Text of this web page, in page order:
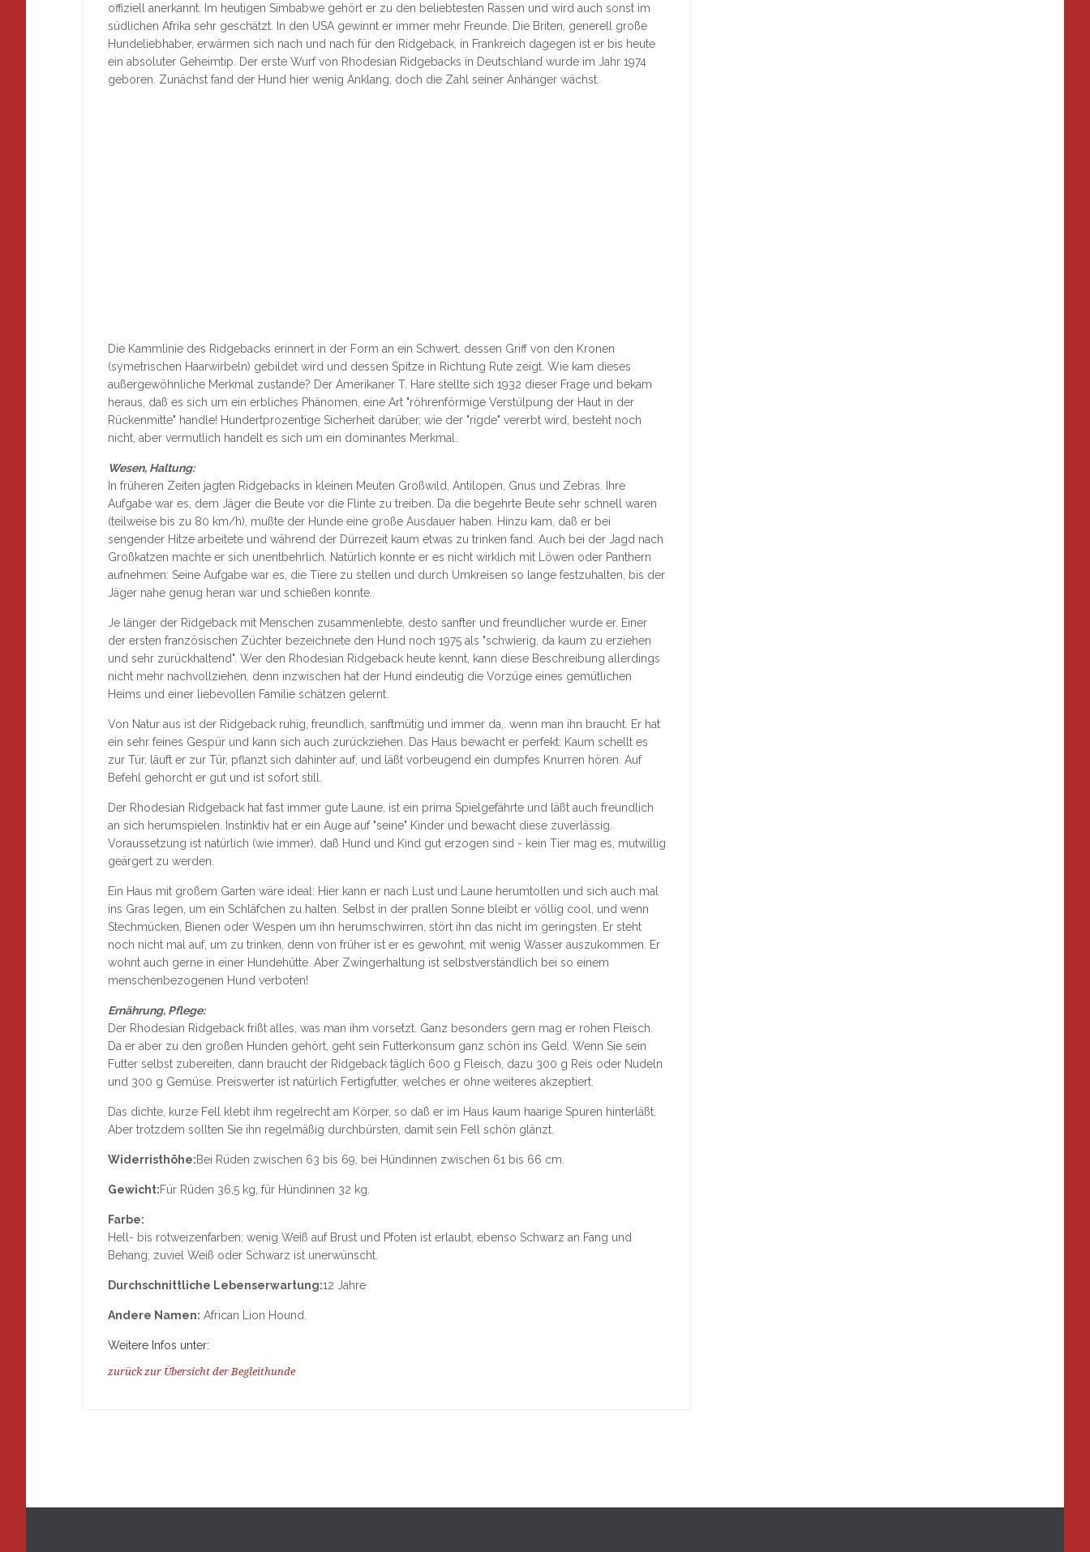
offiziell anerkannt. Im heutigen Simbabwe gehört er zu den beliebtesten Rassen und wird auch sonst im
südlichen Afrika sehr geschätzt. In den USA gewinnt er immer mehr Freunde. Die Briten, generell große
Hundeliebhaber, erwärmen sich nach und nach für den Ridgeback, in Frankreich dagegen ist er bis heute
ein absoluter Geheimtip. Der erste Wurf von Rhodesian Ridgebacks in Deutschland wurde im Jahr 1974
geboren. Zunächst fand der Hund hier wenig Anklang, doch die Zahl seiner Anhänger wächst.
Die Kammlinie des Ridgebacks erinnert in der Form an ein Schwert, dessen Griff von den Kronen
(symetrischen Haarwirbeln) gebildet wird und dessen Spitze in Richtung Rute zeigt. Wie kam dieses
außergewöhnliche Merkmal zustande? Der Amerikaner T. Hare stellte sich 1932 dieser Frage und bekam
heraus, daß es sich um ein erbliches Phänomen, eine Art "röhrenförmige Verstülpung der Haut in der
Rückenmitte" handle! Hundertprozentige Sicherheit darüber, wie der "rigde" vererbt wird, besteht noch
nicht, aber vermutlich handelt es sich um ein dominantes Merkmal.
Wesen, Haltung:
In früheren Zeiten jagten Ridgebacks in kleinen Meuten Großwild, Antilopen, Gnus und Zebras. Ihre
Aufgabe war es, dem Jäger die Beute vor die Flinte zu treiben. Da die begehrte Beute sehr schnell waren
(teilweise bis zu 80 km/h), mußte der Hunde eine große Ausdauer haben. Hinzu kam, daß er bei
sengender Hitze arbeitete und während der Dürrezeit kaum etwas zu trinken fand. Auch bei der Jagd nach
Großkatzen machte er sich unentbehrlich. Natürlich konnte er es nicht wirklich mit Löwen oder Panthern
aufnehmen: Seine Aufgabe war es, die Tiere zu stellen und durch Umkreisen so lange festzuhalten, bis der
Jäger nahe genug heran war und schießen konnte.
Je länger der Ridgeback mit Menschen zusammenlebte, desto sanfter und freundlicher wurde er. Einer
der ersten französischen Züchter bezeichnete den Hund noch 1975 als "schwierig, da kaum zu erziehen
und sehr zurückhaltend". Wer den Rhodesian Ridgeback heute kennt, kann diese Beschreibung allerdings
nicht mehr nachvollziehen, denn inzwischen hat der Hund eindeutig die Vorzüge eines gemütlichen
Heims und einer liebevollen Familie schätzen gelernt.
Von Natur aus ist der Ridgeback ruhig, freundlich, sanftmütig und immer da,. wenn man ihn braucht. Er hat
ein sehr feines Gespür und kann sich auch zurückziehen. Das Haus bewacht er perfekt: Kaum schellt es
zur Tür, läuft er zur Tür, pflanzt sich dahinter auf, und läßt vorbeugend ein dumpfes Knurren hören. Auf
Befehl gehorcht er gut und ist sofort still.
Der Rhodesian Ridgeback hat fast immer gute Laune, ist ein prima Spielgefährte und läßt auch freundlich
an sich herumspielen. Instinktiv hat er ein Auge auf "seine" Kinder und bewacht diese zuverlässig.
Voraussetzung ist natürlich (wie immer), daß Hund und Kind gut erzogen sind - kein Tier mag es, mutwillig
geärgert zu werden.
Ein Haus mit großem Garten wäre ideal: Hier kann er nach Lust und Laune herumtollen und sich auch mal
ins Gras legen, um ein Schläfchen zu halten. Selbst in der prallen Sonne bleibt er völlig cool, und wenn
Stechmücken, Bienen oder Wespen um ihn herumschwirren, stört ihn das nicht im geringsten. Er steht
noch nicht mal auf, um zu trinken, denn von früher ist er es gewohnt, mit wenig Wasser auszukommen. Er
wohnt auch gerne in einer Hundehütte. Aber Zwingerhaltung ist selbstverständlich bei so einem
menschenbezogenen Hund verboten!
Ernährung, Pflege:
Der Rhodesian Ridgeback frißt alles, was man ihm vorsetzt. Ganz besonders gern mag er rohen Fleisch.
Da er aber zu den großen Hunden gehört, geht sein Futterkonsum ganz schön ins Geld. Wenn Sie sein
Futter selbst zubereiten, dann braucht der Ridgeback täglich 600 g Fleisch, dazu 300 g Reis oder Nudeln
und 300 g Gemüse. Preiswerter ist natürlich Fertigfutter, welches er ohne weiteres akzeptiert.
Das dichte, kurze Fell klebt ihm regelrecht am Körper, so daß er im Haus kaum haarige Spuren hinterläßt.
Aber trotzdem sollten Sie ihn regelmäßig durchbürsten, damit sein Fell schön glänzt.
Widerristhöhe:Bei Rüden zwischen 63 bis 69, bei Hündinnen zwischen 61 bis 66 cm.
Gewicht:Für Rüden 36,5 kg, für Hündinnen 32 kg.
Farbe:
Hell- bis rotweizenfarben; wenig Weiß auf Brust und Pfoten ist erlaubt, ebenso Schwarz an Fang und
Behang; zuviel Weiß oder Schwarz ist unerwünscht.
Durchschnittliche Lebenserwartung:12 Jahre
Andere Namen: African Lion Hound.
Weitere Infos unter:
zurück zur Übersicht der Begleithunde